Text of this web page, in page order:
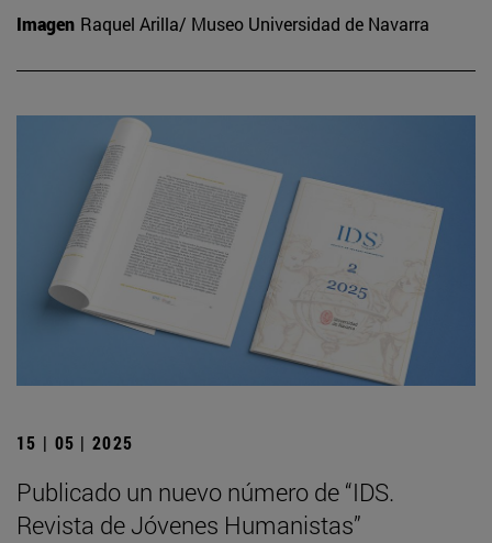
Imagen Raquel Arilla/ Museo Universidad de Navarra
15 | 05 | 2025
Publicado un nuevo número de “IDS.
Revista de Jóvenes Humanistas”